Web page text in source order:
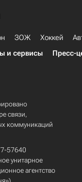
ЗОЖ Хоккей
и сервисы Пресс-
связи,
коммуникаций
57640
унитарное
агентство